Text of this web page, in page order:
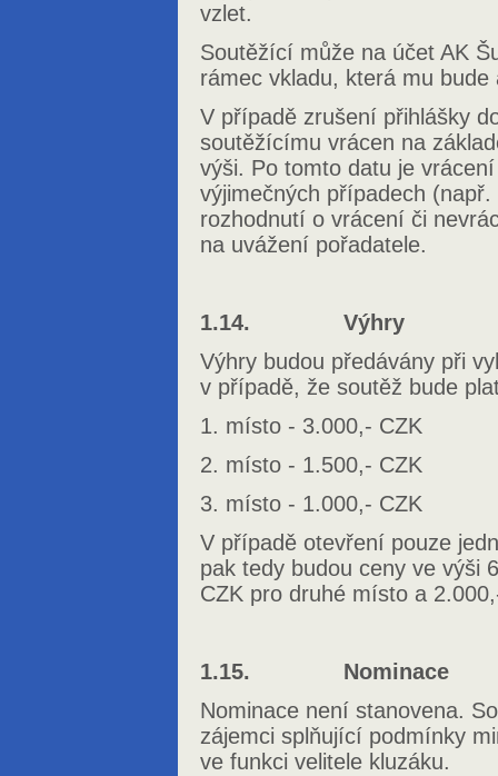
vzlet.
Soutěžící může na účet AK
rámec vkladu, která mu
V případě zrušení přihlášky
soutěžícímu vrácen na
výši. Po tomto datu je
výjimečných případech
rozhodnutí o vrácení či
na uvážení pořadatele.
1.14. Výhry
Výhry budou předávány při
v případě, že soutěž bude
1. místo - 3.000,- CZK
2. místo - 1.500,- CZK
3. místo - 1.000,- CZK
V případě otevření pouze
pak tedy budou ceny ve výši
CZK pro druhé místo a
1.15. Nominace
Nominace není stanovena.
zájemci splňující podmínky
ve funkci velitele kluzáku.